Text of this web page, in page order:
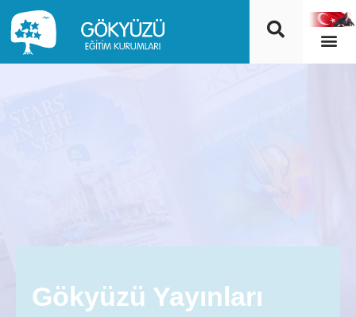
Gökyüzü Yayınları